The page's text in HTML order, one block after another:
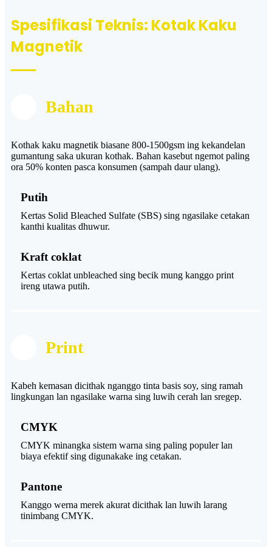
Spesifikasi Teknis: Kotak Kaku
Magnetik
Bahan
Kothak kaku magnetik biasane 800-1500gsm ing kekandelan
gumantung saka ukuran kothak. Bahan kasebut ngemot paling
ora 50% konten pasca konsumen (sampah daur ulang).
Putih
Kertas Solid Bleached Sulfate (SBS) sing ngasilake cetakan
kanthi kualitas dhuwur.
Kraft coklat
Kertas coklat unbleached sing becik mung kanggo print
ireng utawa putih.
Print
Kabeh kemasan dicithak nganggo tinta basis soy, sing ramah
lingkungan lan ngasilake warna sing luwih cerah lan sregep.
CMYK
CMYK minangka sistem warna sing paling populer lan
biaya efektif sing digunakake ing cetakan.
Pantone
Kanggo werna merek akurat dicithak lan luwih larang
tinimbang CMYK.